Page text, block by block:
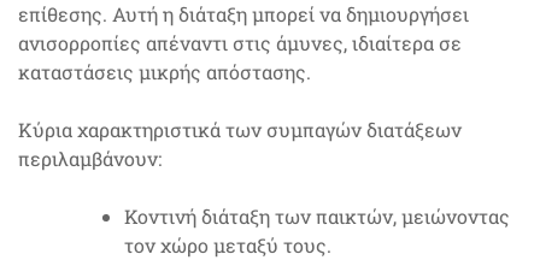
επίθεσης. Αυτή η διάταξη μπορεί να δημιουργήσει
ανισορροπίες απέναντι στις άμυνες, ιδιαίτερα σε
καταστάσεις μικρής απόστασης.
Κύρια χαρακτηριστικά των συμπαγών διατάξεων
περιλαμβάνουν:
Κοντινή διάταξη των παικτών, μειώνοντας
τον χώρο μεταξύ τους.